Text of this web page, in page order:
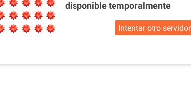
disponible temporalmente
Intentar otro servidor